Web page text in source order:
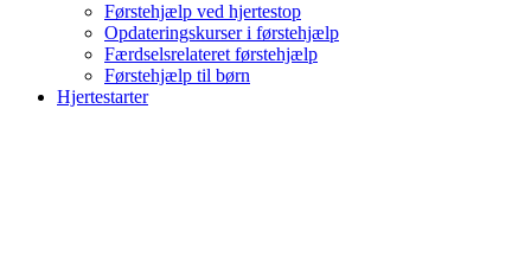
Førstehjælp ved hjertestop
Opdateringskurser i førstehjælp
Færdselsrelateret førstehjælp
Førstehjælp til børn
Hjertestarter